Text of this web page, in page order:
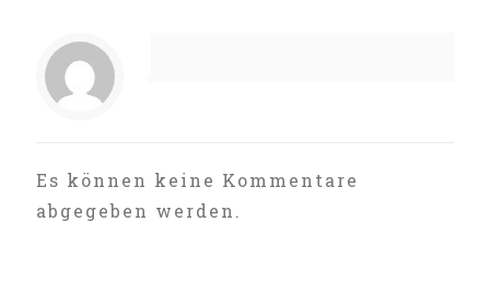
Es können keine Kommentare
abgegeben werden.